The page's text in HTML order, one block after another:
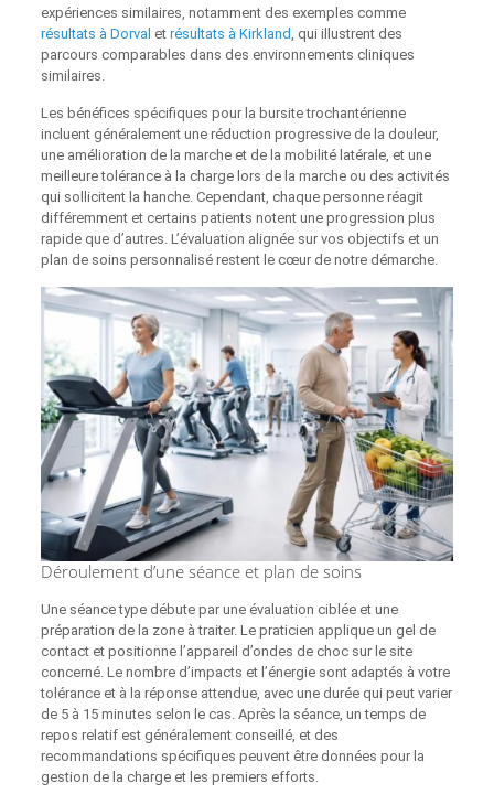
expériences similaires, notamment des exemples comme
résultats à Dorval et résultats à Kirkland , qui illustrent des
parcours comparables dans des environnements cliniques
similaires.
Les bénéfices spécifiques pour la bursite trochantérienne
incluent généralement une réduction progressive de la douleur,
une amélioration de la marche et de la mobilité latérale, et une
meilleure tolérance à la charge lors de la marche ou des activités
qui sollicitent la hanche. Cependant, chaque personne réagit
différemment et certains patients notent une progression plus
rapide que d’autres. L’évaluation alignée sur vos objectifs et un
plan de soins personnalisé restent le cœur de notre démarche.
Déroulement d’une séance et plan de soins
Une séance type débute par une évaluation ciblée et une
préparation de la zone à traiter. Le praticien applique un gel de
contact et positionne l’appareil d’ondes de choc sur le site
concerné. Le nombre d’impacts et l’énergie sont adaptés à votre
tolérance et à la réponse attendue, avec une durée qui peut varier
de 5 à 15 minutes selon le cas. Après la séance, un temps de
repos relatif est généralement conseillé, et des
recommandations spécifiques peuvent être données pour la
gestion de la charge et les premiers efforts.